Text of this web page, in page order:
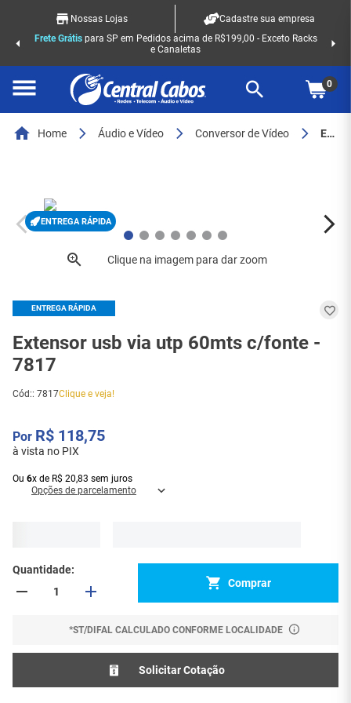
Nossas Lojas
Cadastre sua empresa
Frete Grátispara SP em Pedidos acima de R$199,00 - Exceto Racks
e Canaletas
0
Home Áudio e Vídeo Conversor de Vídeo Extensor usb via utp 60mts c/fonte - 7817
ENTREGA RÁPIDA
ENTREGA RÁPIDA
Extensor usb via utp 60mts c/fonte -
7817
Cód:: 7817Clique e veja!
R$ 118,75
à vista no PIX
Ou 6x de R$ 20,83 sem juros
Opções de parcelamento
Quantidade
Comprar
*ST/DIFAL CALCULADO CONFORME LOCALIDADE
Solicitar Cotação